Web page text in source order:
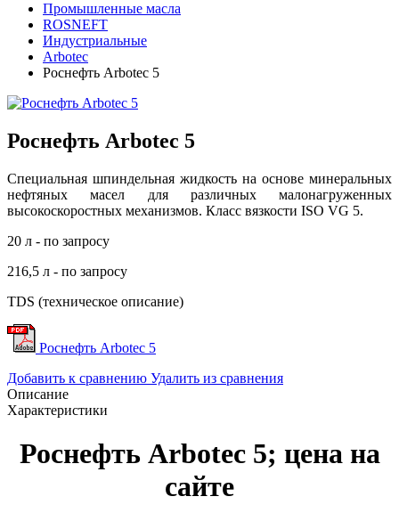
Промышленные масла
ROSNEFT
Индустриальные
Arbotec
Роснефть Arbotec 5
Роснефть Arbotec 5
Специальная шпиндельная жидкость на основе минеральных
нефтяных масел для различных малонагруженных
высокоскоростных механизмов. Класс вязкости ISO VG 5.
20 л - по запросу
216,5 л - по запросу
TDS (техническое описание)
Роснефть Arbotec 5
Добавить к сравнению Удалить из сравнения
Описание
Характеристики
Роснефть Arbotec 5; цена на
сайте